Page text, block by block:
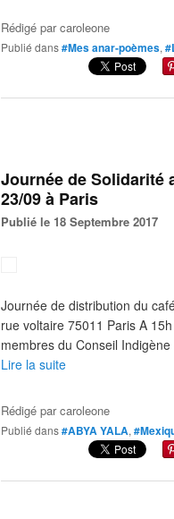
Rédigé parcaroleone
Publié dans#Mes anar-poèmes,
Journée de Solidarité
23/09 à Paris
Publié le 18 Septembre 2017
Journée de distribution du
rue voltaire 75011 Paris A
membres du Conseil
Lire la suite
Rédigé parcaroleone
Publié dans#ABYA YALA,